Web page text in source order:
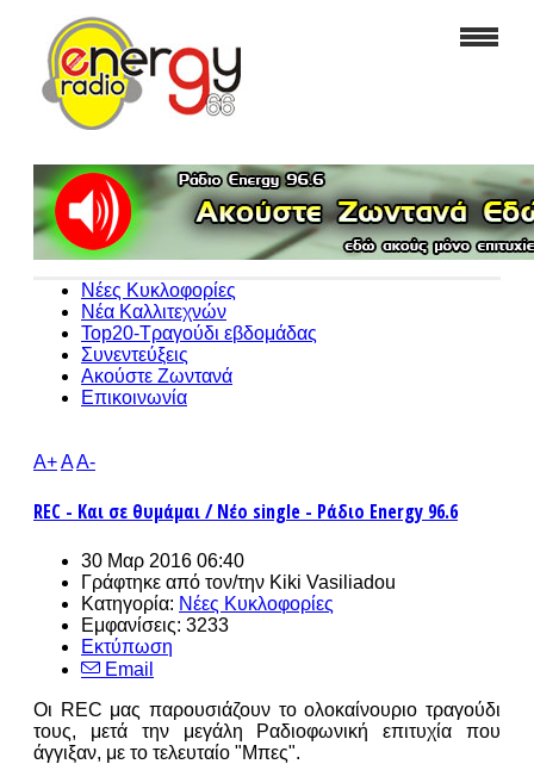
Νέες Κυκλοφορίες
Νέα Καλλιτεχνών
Top20-Τραγούδι εβδομάδας
Συνεντεύξεις
Ακούστε Ζωντανά
Επικοινωνία
A+AA-
REC - Και σε θυμάμαι / Νέο single - Ράδιο Energy 96.6
30 Μαρ 2016 06:40
Γράφτηκε από τον/την Kiki Vasiliadou
Κατηγορία: Νέες Κυκλοφορίες
Εμφανίσεις: 3233
Εκτύπωση
Email
Οι REC μας παρουσιάζουν το ολοκαίνουριο τραγούδι
τους, μετά την μεγάλη Ραδιοφωνική επιτυχία που
άγγιξαν, με το τελευταίο "Μπες".